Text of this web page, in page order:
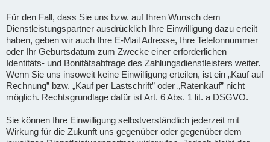
Für den Fall, dass Sie uns bzw. auf Ihren Wunsch dem
Dienstleistungspartner ausdrücklich Ihre Einwilligung dazu erteilt
haben, geben wir auch Ihre E-Mail Adresse, Ihre Telefonnummer
oder Ihr Geburtsdatum zum Zwecke einer erforderlichen
Identitäts- und Bonitätsabfrage des Zahlungsdienstleisters weiter.
Wenn Sie uns insoweit keine Einwilligung erteilen, ist ein „Kauf auf
Rechnung” bzw. „Kauf per Lastschrift” oder „Ratenkauf” nicht
möglich. Rechtsgrundlage dafür ist Art. 6 Abs. 1 lit. a DSGVO.
Sie können Ihre Einwilligung selbstverständlich jederzeit mit
Wirkung für die Zukunft uns gegenüber oder gegenüber dem